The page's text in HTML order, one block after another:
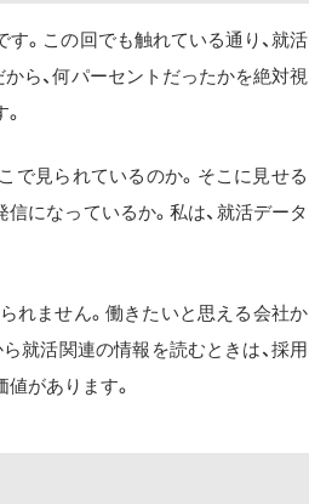
。この回でも触れている通り、就活
ら、何パーセントだったかを絶対視
で見られているのか。そこに見せる
になっているか。私は、就活データ
れません。働きたいと思える会社か
就活関連の情報を読むときは、採用
があります。